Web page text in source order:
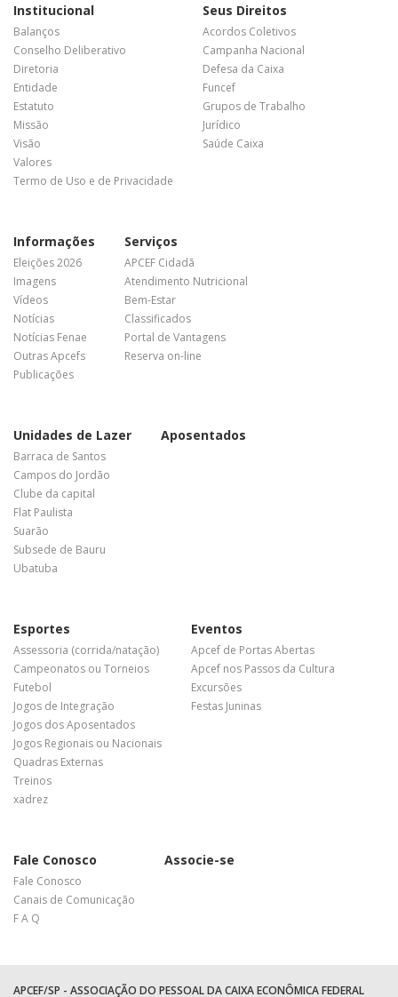
Institucional
Balanços
Conselho Deliberativo
Diretoria
Entidade
Estatuto
Missão
Visão
Valores
Termo de Uso e de Privacidade
Seus Direitos
Acordos Coletivos
Campanha Nacional
Defesa da Caixa
Funcef
Grupos de Trabalho
Jurídico
Saúde Caixa
Informações
Eleições 2026
Imagens
Vídeos
Notícias
Notícias Fenae
Outras Apcefs
Publicações
Serviços
APCEF Cidadã
Atendimento Nutricional
Bem-Estar
Classificados
Portal de Vantagens
Reserva on-line
Unidades de Lazer
Barraca de Santos
Campos do Jordão
Clube da capital
Flat Paulista
Suarão
Subsede de Bauru
Ubatuba
Aposentados
Esportes
Assessoria (corrida/natação)
Campeonatos ou Torneios
Futebol
Jogos de Integração
Jogos dos Aposentados
Jogos Regionais ou Nacionais
Quadras Externas
Treinos
xadrez
Eventos
Apcef de Portas Abertas
Apcef nos Passos da Cultura
Excursões
Festas Juninas
Fale Conosco
Fale Conosco
Canais de Comunicação
F A Q
Associe-se
APCEF/SP - ASSOCIAÇÃO DO PESSOAL DA CAIXA ECONÔMICA FEDERAL